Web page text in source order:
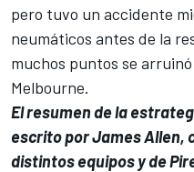
pero tuvo un accidente
neumáticos antes de la
muchos puntos se
Melbourne.
El resumen de la
escrito por James Allen,
distintos equipos y de